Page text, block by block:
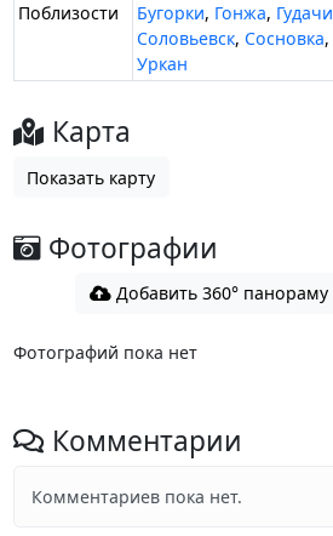
Поблизости Бугорки, Гонжа, Гудачи
Соловьевск, Сосновка,
Уркан
Карта
Показать карту
Фотографии
Добавить 360° панораму
Фотографий пока нет
Комментарии
Комментариев пока нет.